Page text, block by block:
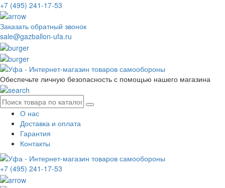
+7 (495) 241-17-53
Заказать обратный звонок
sale@gazballon-ufa.ru
Обеспечьте личную безопасность с помощью нашего магазина
О нас
Доставка и оплата
Гарантия
Контакты
+7 (495) 241-17-53